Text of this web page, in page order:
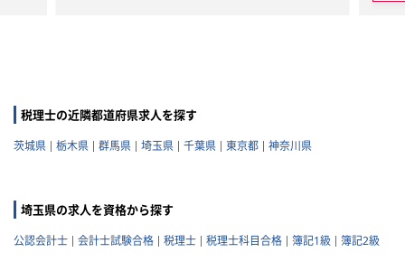
税理士の近隣都道府県求人を探す
茨城県 栃木県 群馬県 埼玉県 千葉県 東京都 神奈川県
埼玉県の求人を資格から探す
公認会計士 会計士試験合格 税理士 税理士科目合格 簿記1級 簿記2級